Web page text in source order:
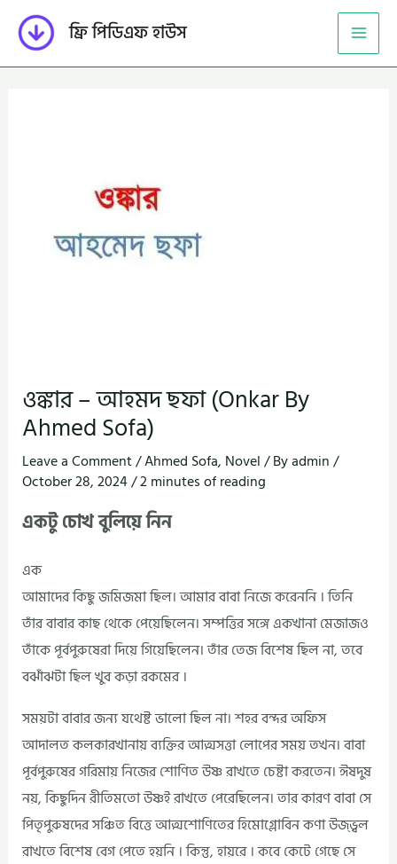
content
ফ্রি পিডিএফ হাউস
ওঙ্কার – আহমদ ছফা (Onkar By
Ahmed Sofa)
Leave a Comment/Ahmed Sofa, Novel/ Byadmin/
October 28, 2024/2 minutes of reading
একটু চোখ বুলিয়ে নিন
এক
আমাদের কিছু জমিজমা ছিল। আমার বাবা নিজে করেননি । তিনি
তাঁর বাবার কাছ থেকে পেয়েছিলেন। সম্পত্তির সঙ্গে একখানা মেজাজও
তাঁকে পূর্বপুরুষেরা দিয়ে গিয়েছিলেন। তাঁর তেজ বিশেষ ছিল না, তবে
বঝাঁঝটা ছিল খুব কড়া রকমের ।
সময়টা বাবার জন্য যথেষ্ট ভালো ছিল না। শহর বন্দর অফিস
আদালত কলকারখানায় ব্যক্তির আত্মসত্তা লোপের সময় তখন। বাবা
পূর্বপুরুষের গরিমায় নিজের শোণিত উষ্ণ রাখতে চেষ্টা করতেন। ঈষদুষ
নয়, কিছুদিন রীতিমতো উষ্ণই রাখতে পেরেছিলেন। তার কারণ বাবা সে
পিতৃপুরুষদের সঞ্চিত বিত্তে আত্মশোণিতের হিমোগ্লোবিন কণা উজ্ভ্বল
রাখতে বিশেষ বেগ পেতে হয়নি । কিন্তু, হায়রে । কবে কেটে গেছে সে